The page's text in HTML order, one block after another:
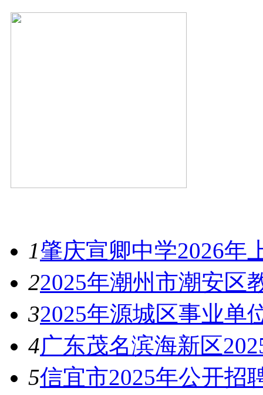
1肇庆宣卿中学2026年
22025年潮州市潮安区
32025年源城区事业单
4广东茂名滨海新区
5信宜市2025年公开招